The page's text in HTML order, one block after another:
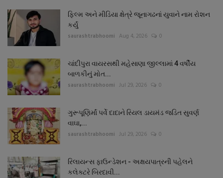
ફિલ્મ અને મીડિયા ક્ષેત્રે જૂનાગઢનાં યુવાને નામ રોશન
કર્યું
saurashtrabhoomi Aug 4, 2026 0
ચાંદીપુરા વાયરસથી મહેસાણા જીલ્લામાં 4 વર્ષીય
બાળકીનું મોત...
saurashtrabhoomi Jul 29, 2026 0
ગુરૂપૂણિર્માં પર્વે દાદાને રિયલ ડાયમંડ જડિત સુવર્ણ
વાઘા,...
saurashtrabhoomi Jul 29, 2026 0
રિલાયન્સ ફાઉન્ડેશન - અક્ષયપાત્રની પહેલને
કલેક્ટરે બિરદાવી...